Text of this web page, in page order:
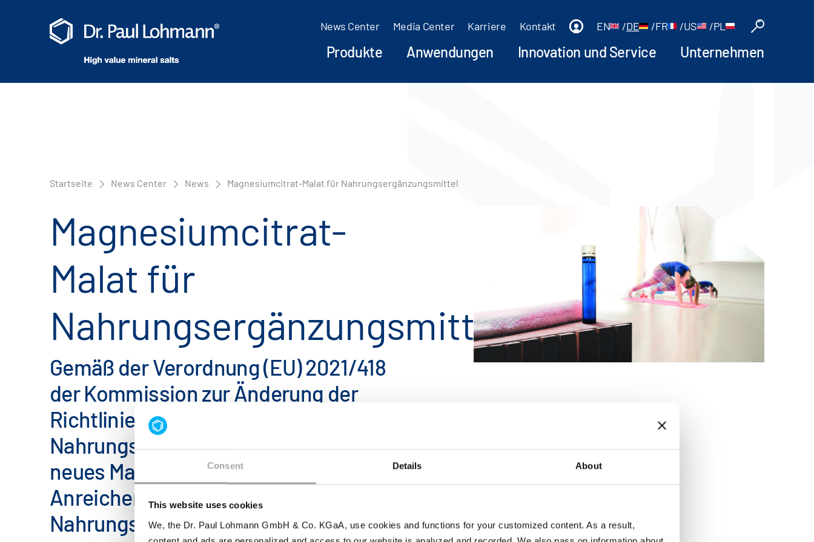
Consent Details About
This website uses cookies
We, the Dr. Paul Lohmann GmbH & Co. KGaA, use cookies and functions for your customized content. As a result,
News Center Media Center Karriere Kontakt EN /DE /FR /US /PL
Produkte Anwendungen Innovation und Service Unternehmen
Startseite News Center News Magnesiumcitrat-Malat für Nahrungsergänzungsmittel
Magnesiumcitrat-
Malat für
Nahrungsergänzungsmittel
Gemäß der Verordnung (EU) 2021/418
der Kommission zur Änderung der
Richtlinie 2002/46/EG für
Nahrungsergänzungsmittel ist unser
neues Magnesiumsalz für die
Anreicherung von
Nahrungsergänzungsmitteln